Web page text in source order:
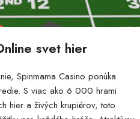
svet hier
Spinmama Casino ponúka
S viac ako 6 000 hrami
hier a živých krupiérov, toto